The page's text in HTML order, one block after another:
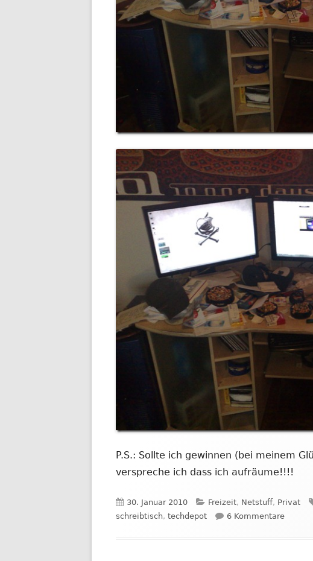
P.S.: Sollte ich gewinnen (bei meinem
verspreche ich dass ich aufräume!!!!
Veröffentlicht
am
30. Januar 2010 Kategorien
Freizeit, Netstuff, Privat
schreibtisch, techdepot 6 Kommentarezu